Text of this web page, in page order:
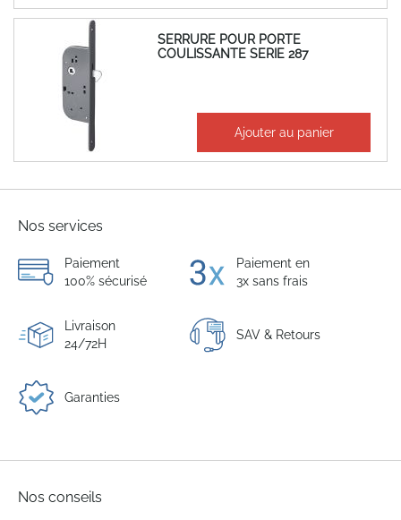
SERRURE POUR PORTE
COULISSANTE SERIE 287
Ajouter au panier
Nos services
Paiement
100% sécurisé
Paiement en
3x sans frais
Livraison
24/72H
SAV & Retours
Garanties
Nos conseils